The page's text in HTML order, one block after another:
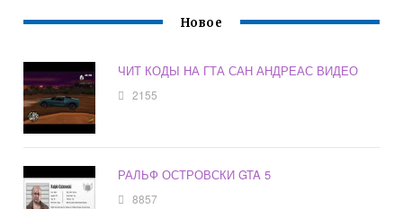
Новое
ЧИТ КОДЫ НА ГТА САН АНДРЕАС ВИДЕО
2155
РАЛЬФ ОСТРОВСКИ GTA 5
8857